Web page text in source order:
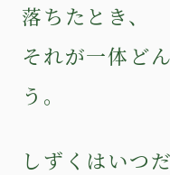
落ちたとき、
それが一体ど
う。
しずくはいつ